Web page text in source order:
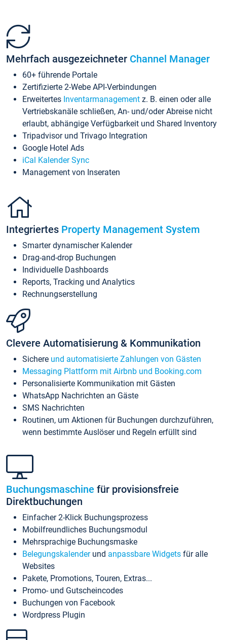
Mehrfach ausgezeichneter Channel Manager
60+ führende Portale
Zertifizierte 2-Webe API-Verbindungen
Erweitertes Inventarmanagement z. B. einen oder alle
Vertriebskanäle schließen, An- und/oder Abreise nicht
erlaubt, abhängige Verfügbarkeit und Shared Inventory
Tripadvisor und Trivago Integration
Google Hotel Ads
iCal Kalender Sync
Management von Inseraten
Integriertes Property Management System
Smarter dynamischer Kalender
Drag-and-drop Buchungen
Individuelle Dashboards
Reports, Tracking und Analytics
Rechnungserstellung
Clevere Automatisierung & Kommunikation
Sichere und automatisierte Zahlungen von Gästen
Messaging Plattform mit Airbnb und Booking.com
Personalisierte Kommunikation mit Gästen
WhatsApp Nachrichten an Gäste
SMS Nachrichten
Routinen, um Aktionen für Buchungen durchzuführen,
wenn bestimmte Auslöser und Regeln erfüllt sind
Buchungsmaschine für provisionsfreie
Direktbuchungen
Einfacher 2-Klick Buchungsprozess
Mobilfreundliches Buchungsmodul
Mehrsprachige Buchungsmaske
Belegungskalenderund anpassbare Widgets für alle
Websites
Pakete, Promotions, Touren, Extras...
Promo- und Gutscheincodes
Buchungen von Facebook
Wordpress Plugin